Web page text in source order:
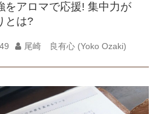
をアロマで応援! 集中力が
とは?
尾崎 良有心 (Yoko Ozaki)